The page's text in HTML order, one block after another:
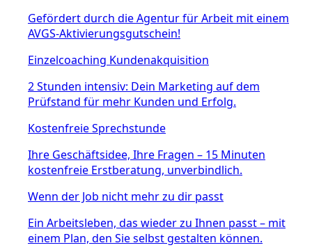
Gefördert durch die Agentur für Arbeit mit einem
AVGS-Aktivierungsgutschein!
Einzelcoaching Kundenakquisition
2 Stunden intensiv: Dein Marketing auf dem
Prüfstand für mehr Kunden und Erfolg.
Kostenfreie Sprechstunde
Ihre Geschäftsidee, Ihre Fragen – 15 Minuten
kostenfreie Erstberatung, unverbindlich.
Wenn der Job nicht mehr zu dir passt
Ein Arbeitsleben, das wieder zu Ihnen passt – mit
einem Plan, den Sie selbst gestalten können.